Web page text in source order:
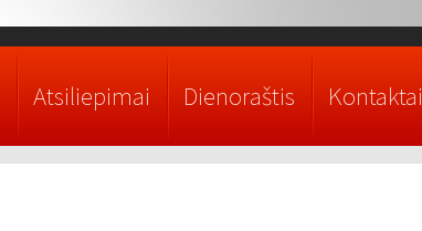
Atsiliepimai Dienoraštis Kontaktai